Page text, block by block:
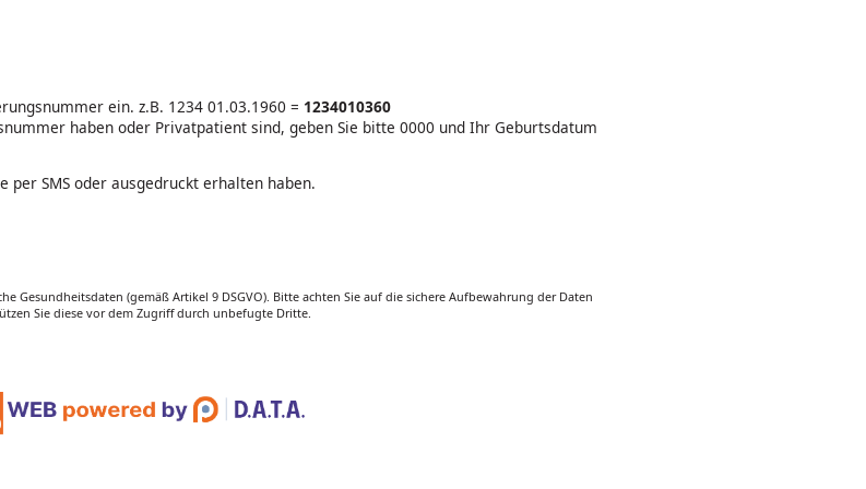
ein. z.B. 1234 01.03.1960 = 1234010360
haben oder Privatpatient sind, geben Sie bitte 0000 und Ihr Geburtsdatum
per SMS oder ausgedruckt erhalten haben.
Gesundheitsdaten (gemäß Artikel 9 DSGVO). Bitte achten Sie auf die sichere Aufbewahrung der Daten
Sie diese vor dem Zugriff durch unbefugte Dritte.